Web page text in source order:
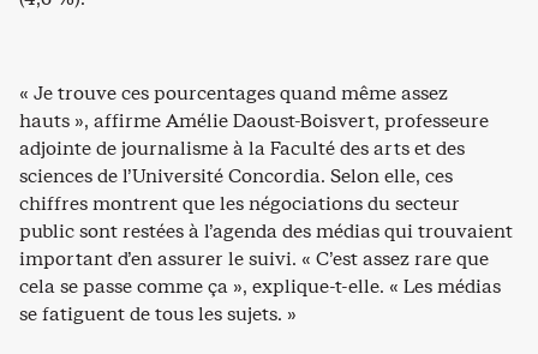
« Je trouve ces pourcentages quand même assez
hauts », affirme Amélie Daoust-Boisvert, professeure
adjointe de journalisme à la Faculté des arts et des
sciences de l’Université Concordia. Selon elle, ces
chiffres montrent que les négociations du secteur
public sont restées à l’agenda des médias qui trouvaient
important d’en assurer le suivi. « C’est assez rare que
cela se passe comme ça », explique-t-elle. « Les médias
se fatiguent de tous les sujets. »